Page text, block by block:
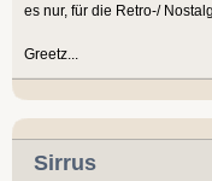
es nur, für die Retro-/
Greetz...
Sirrus